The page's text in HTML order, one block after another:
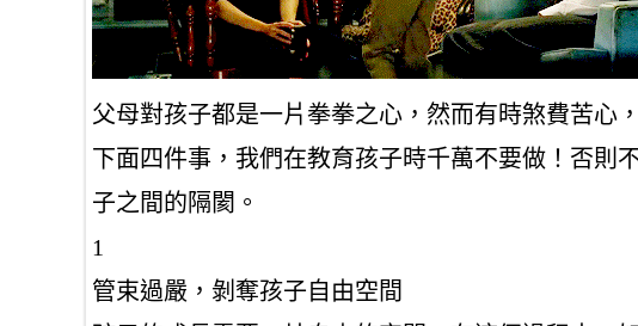
父母對孩子都是一片拳拳之心，然而有時煞費苦心
下面四件事，我們在教育孩子時千萬不要做！否則
子之間的隔閡。
1
管束過嚴，剝奪孩子自由空間